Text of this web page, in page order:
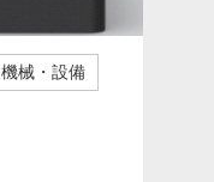
機械・設備